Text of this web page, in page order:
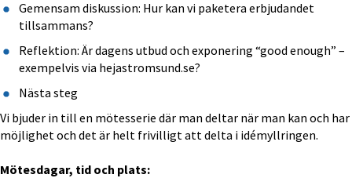
Gemensam diskussion: Hur kan vi paketera erbjudandet
tillsammans?
Reflektion: Är dagens utbud och exponering “good enough” –
exempelvis via hejastromsund.se?
Nästa steg
Vi bjuder in till en mötesserie där man deltar när man kan och har
möjlighet och det är helt frivilligt att delta i idémyllringen.
Mötesdagar, tid och plats: